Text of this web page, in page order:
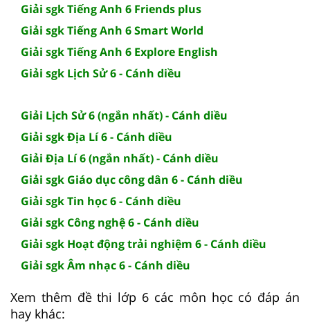
Giải sgk Tiếng Anh 6 Friends plus
Giải sgk Tiếng Anh 6 Smart World
Giải sgk Tiếng Anh 6 Explore English
Giải sgk Lịch Sử 6 - Cánh diều
Giải Lịch Sử 6 (ngắn nhất) - Cánh diều
Giải sgk Địa Lí 6 - Cánh diều
Giải Địa Lí 6 (ngắn nhất) - Cánh diều
Giải sgk Giáo dục công dân 6 - Cánh diều
Giải sgk Tin học 6 - Cánh diều
Giải sgk Công nghệ 6 - Cánh diều
Giải sgk Hoạt động trải nghiệm 6 - Cánh diều
Giải sgk Âm nhạc 6 - Cánh diều
Xem thêm đề thi lớp 6 các môn học có đáp án
hay khác: